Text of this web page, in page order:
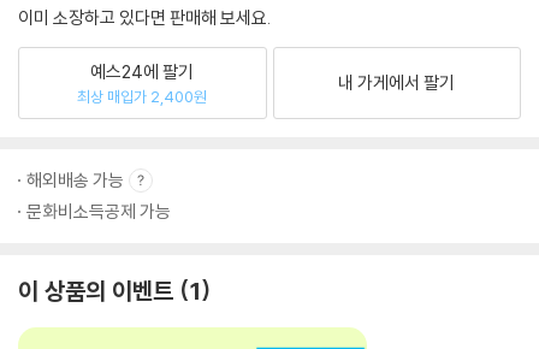
이미 소장하고 있다면 판매해 보세요.
예스24에 팔기
최상 매입가 2,400원
내 가게에서 팔기
해외배송 가능
문화비소득공제 가능
이 상품의 이벤트 1